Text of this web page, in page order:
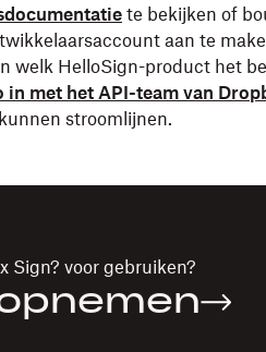
te bekijken of
aan te
welk HelloSign-product het
in met het API-team van
stroomlijnen.
Sign? voor gebruiken?